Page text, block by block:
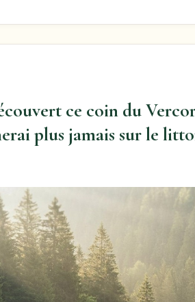
ce coin du
plus jamais sur le